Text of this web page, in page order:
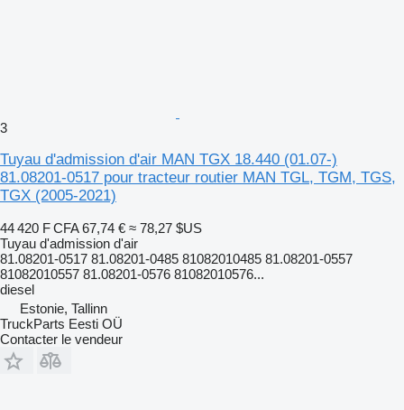
3
Tuyau d'admission d'air MAN TGX 18.440 (01.07-)
81.08201-0517 pour tracteur routier MAN TGL, TGM, TGS,
TGX (2005-2021)
44 420 F CFA 67,74 € ≈ 78,27 $US
Tuyau d'admission d'air
81.08201-0517 81.08201-0485 81082010485 81.08201-0557
81082010557 81.08201-0576 81082010576...
diesel
Estonie, Tallinn
TruckParts Eesti OÜ
Contacter le vendeur